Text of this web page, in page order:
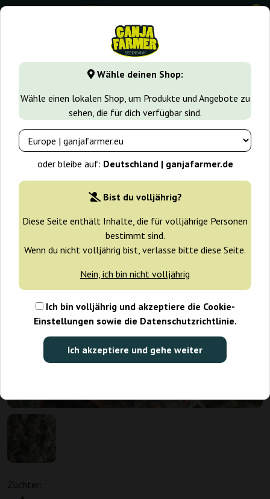
Wähle deinen Shop:
Wähle einen lokalen Shop, um Produkte und Angebote zu
sehen, die für dich verfügbar sind.
oder bleibe auf: Deutschland | ganjafarmer.de
Bist du volljährig?
Diese Seite enthält Inhalte, die für volljährige Personen
bestimmt sind.
Wenn du nicht volljährig bist, verlasse bitte diese Seite.
Nein, ich bin nicht volljährig
Ich bin volljährig und akzeptiere die Cookie-
Einstellungen sowie die Datenschutzrichtlinie.
Ich akzeptiere und gehe weiter
0
GanjaFarmer.de Cannabissorten OG Kush Auto Super
Seeds
Züchter: